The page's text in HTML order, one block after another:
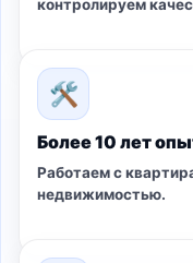
контролируем
🛠
Более 10 лет
Работаем с
недвижимостью.